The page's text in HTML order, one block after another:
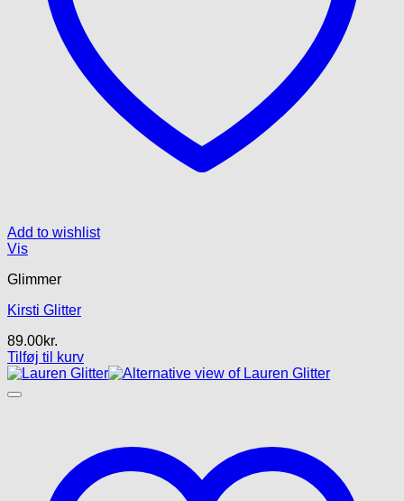
Add to wishlist
Vis
Glimmer
Kirsti Glitter
89.00kr.
Tilføj til kurv